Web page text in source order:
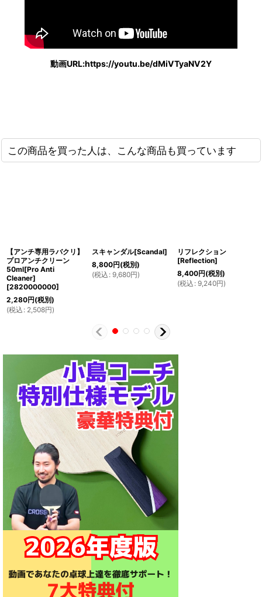
動画URL:https://youtu.be/dMiVTyaNV2Y
この商品を買った人は、こんな商品も買っています
【アンチ専用ラバクリ】
プロアンチクリーン
50ml[Pro Anti
Cleaner]
[2820000000]
2,280円(税別)
(税込 : 2,508円)
スキャンダル[Scandal]
8,800円(税別)
(税込 : 9,680円)
リフレクション
[Reflection]
8,400円(税別)
(税込 : 9,240円)